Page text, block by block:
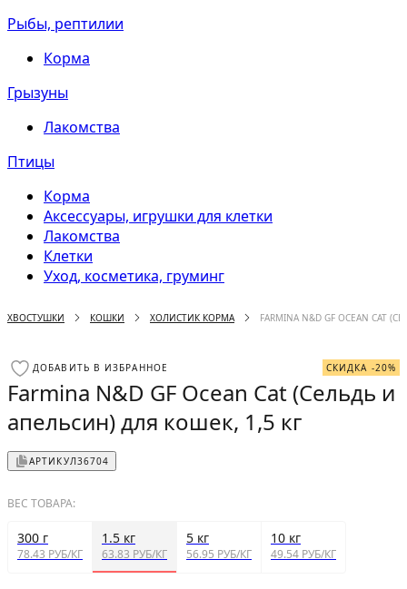
Рыбы, рептилии
Корма
Грызуны
Лакомства
Птицы
Корма
Аксессуары, игрушки для клетки
Лакомства
Клетки
Уход, косметика, груминг
ХВОСТУШКИ КОШКИ ХОЛИСТИК КОРМА FARMINA N&D GF OCEAN
ДОБАВИТЬ В ИЗБРАННОЕ СКИДКА -20%
Farmina N&D GF Ocean Cat (Сельдь и
апельсин) для кошек, 1,5 кг
АРТИКУЛ36704
ВЕС ТОВАРА:
300 г
78.43 РУБ/КГ
1.5 кг
63.83 РУБ/КГ
5 кг
56.95 РУБ/КГ
10 кг
49.54 РУБ/КГ